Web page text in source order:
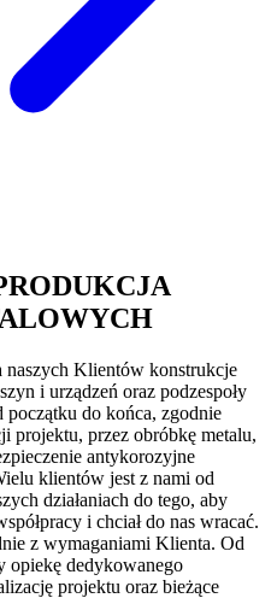
Klientów konstrukcje
i urządzeń oraz podzespoły
początku do końca, zgodnie
projektu, przez obróbkę metalu,
antykorozyjne
klientów jest z nami od
działaniach do tego, aby
i chciał do nas wracać.
z wymaganiami Klienta. Od
opiekę dedykowanego
projektu oraz bieżące